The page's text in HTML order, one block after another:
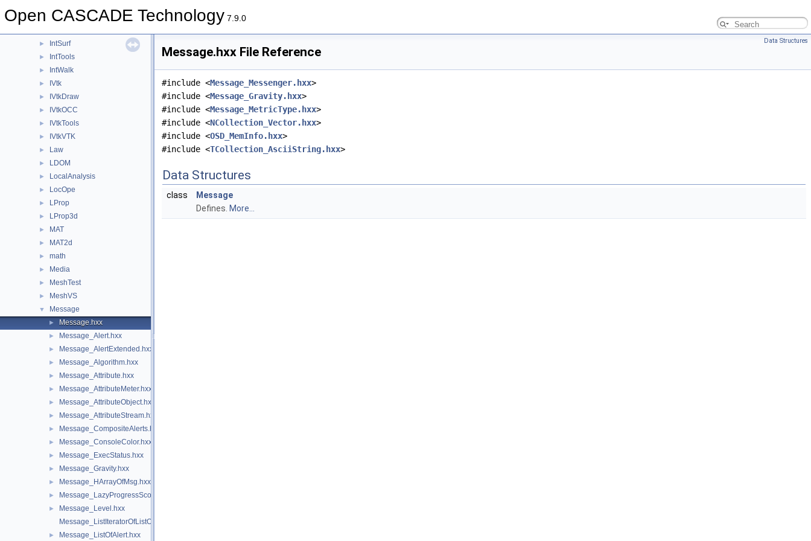
Open CASCADE Technology 7.9.0
► Intrv
► IntSurf
► IntTools
► IntWalk
► IVtk
► IVtkDraw
► IVtkOCC
► IVtkTools
► IVtkVTK
► Law
► LDOM
► LocalAnalysis
► LocOpe
► LProp
► LProp3d
► MAT
► MAT2d
► math
► Media
► MeshTest
► MeshVS
▼ Message
► Message.hxx
► Message_Alert.hxx
► Message_AlertExtended.hxx
► Message_Algorithm.hxx
► Message_Attribute.hxx
► Message_AttributeMeter.hxx
► Message_AttributeObject.hxx
► Message_AttributeStream.hxx
► Message_CompositeAlerts.hxx
► Message_ConsoleColor.hxx
► Message_ExecStatus.hxx
► Message_Gravity.hxx
► Message_HArrayOfMsg.hxx
► Message_LazyProgressScope.hxx
►
Message_Level.hxx
Message_ListIteratorOfListOfMsg.hxx
► Message_ListOfAlert.hxx
Data Structures
Message.hxx File Reference
#include <Message_Messenger.hxx>
#include <Message_Gravity.hxx>
#include <Message_MetricType.hxx>
#include <NCollection_Vector.hxx>
#include <OSD_MemInfo.hxx>
#include <TCollection_AsciiString.hxx>
Data Structures
class
Message
Defines. More...